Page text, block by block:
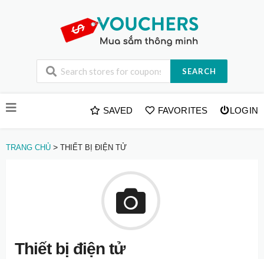
SEARCH
to
SAVED FAVORITES LOGIN
TRANG CHỦ > THIẾT BỊ ĐIỆN TỬ
Thiết bị điện tử